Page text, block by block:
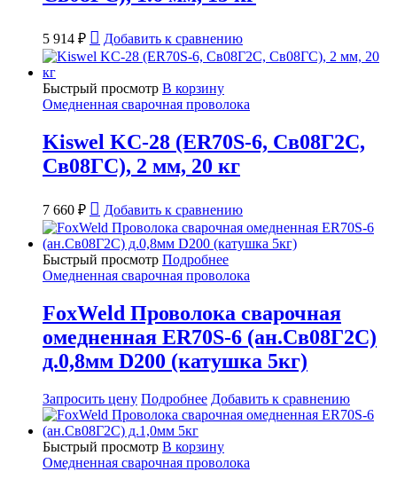
5 914 ₽ Добавить к сравнению
Быстрый просмотр В корзину
Омедненная сварочная проволока
Kiswel KC-28 (ER70S-6, Св08Г2С,
Св08ГС), 2 мм, 20 кг
7 660 ₽ Добавить к сравнению
Быстрый просмотр Подробнее
Омедненная сварочная проволока
FoxWeld Проволока сварочная
омедненная ER70S-6 (ан.Св08Г2С)
д.0,8мм D200 (катушка 5кг)
Запросить цену Подробнее Добавить к сравнению
Быстрый просмотр В корзину
Омедненная сварочная проволока